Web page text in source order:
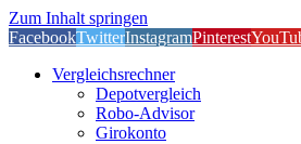
Zum Inhalt springen
FacebookTwitterInstagramPinterest
Vergleichsrechner
Depotvergleich
Robo-Advisor
Girokonto